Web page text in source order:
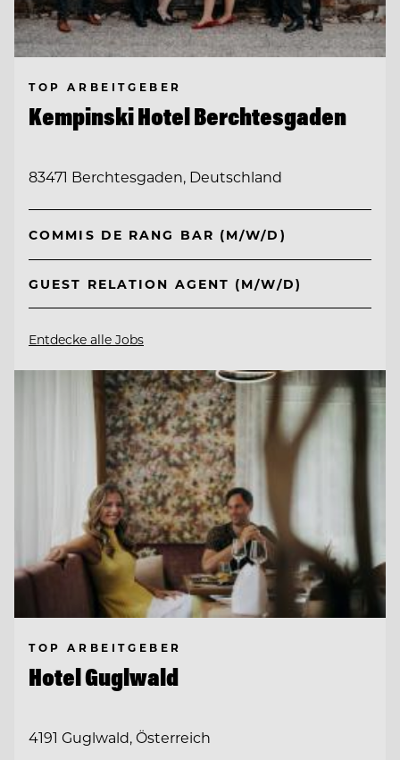
TOP ARBEITGEBER
Kempinski Hotel Berchtesgaden
83471 Berchtesgaden, Deutschland
COMMIS DE RANG BAR (M/W/D)
GUEST RELATION AGENT (M/W/D)
Entdecke alle Jobs
TOP ARBEITGEBER
Hotel Guglwald
4191 Guglwald, Österreich